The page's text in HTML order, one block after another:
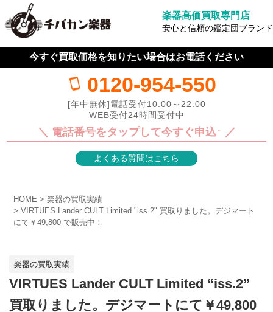
楽器高価買取専門店
安心と信頼の鑑定団ブランド
今すぐ買取価格を知りたい場合はお電話ください
0120-954-550
[年中無休]電話受付10:00～22:00
WEB受付24時間受付中
＼ 電話番号をタップして今すぐ申込↑ ／
よくある質問はこちら
HOME
楽器の買取実績
VIRTUES Lander CULT Limited "iss.2" 買取りました。デジマート
にて￥49,800 で販売中！
楽器の買取実績
VIRTUES Lander CULT Limited “iss.2”
買取りました。デジマートにて￥49,800